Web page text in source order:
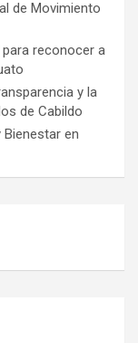
de Movimiento
para reconocer a
y la
de Cabildo
Bienestar en